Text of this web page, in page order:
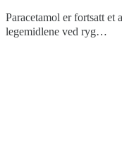
Paracetamol er fortsatt et
legemidlene ved ryg…